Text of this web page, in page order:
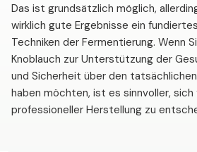
Das ist grundsätzlich möglich,
wirklich gute Ergebnisse ein
Techniken der Fermentierung. Wenn
Knoblauch zur Unterstützung der
und Sicherheit über den
haben möchten, ist es sinnvoller, sich
professioneller Herstellung zu